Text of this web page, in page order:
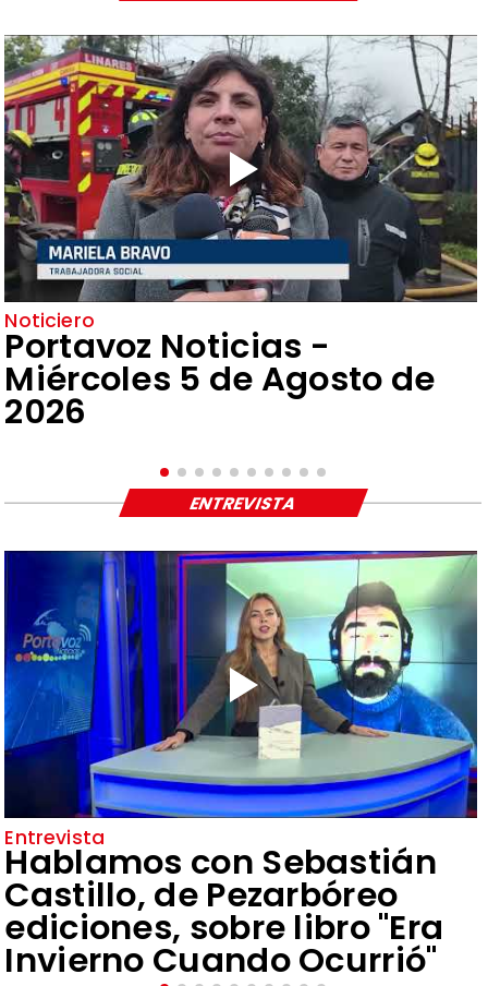
Noticiero
Portavoz Noticias -
Miércoles 5 de Agosto de
2026
Entrevista
Hablamos con Sebastián
Castillo, de Pezarbóreo
ediciones, sobre libro "Era
Invierno Cuando Ocurrió"
ENTREVISTA